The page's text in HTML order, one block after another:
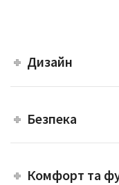
Дизайн
Безпека
Комфорт та